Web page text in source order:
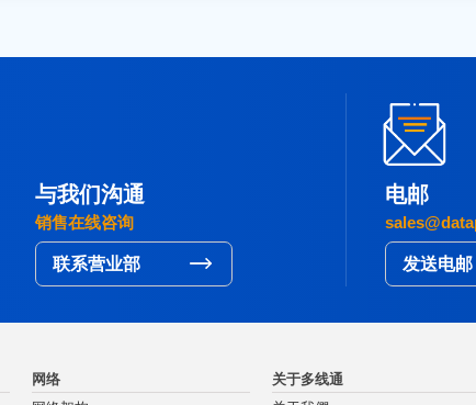
与我们沟通
销售在线咨询
联系营业部
电邮
发送电邮
网络 关于多线通